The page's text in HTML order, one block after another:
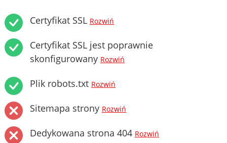
Certyfikat SSL Rozwiń
Certyfikat SSL jest poprawnie
skonfigurowany Rozwiń
Plik robots.txt Rozwiń
Sitemapa strony Rozwiń
Dedykowana strona 404 Rozwiń